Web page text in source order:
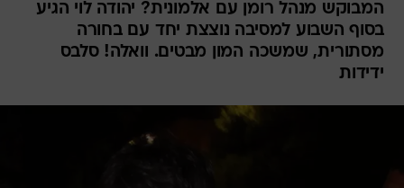
המבוקש מנהל רומן עם אלמונית? יהודה לוי הגיע
בסוף השבוע למסיבה נוצצת יחד עם בחורה
מסתורית, שמשכה המון מבטים. וואלה! סלבס
ידידות